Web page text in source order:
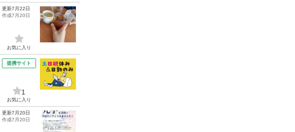
更新7月22日
作成7月20日
お気に入り
提携サイト
1
お気に入り
更新7月20日
作成7月20日